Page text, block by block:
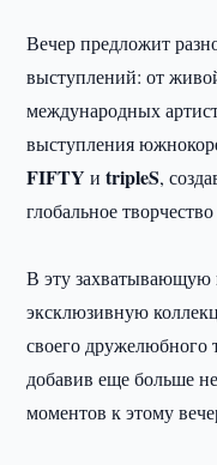
Вечер предложит
выступлений: от
международных
выступления
FIFTY иtripleS,
глобальное
В эту захватывающую
эксклюзивную
своего дружелюбного
добавив еще больше
моментов к этому